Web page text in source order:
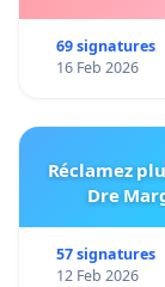
69 signatures
16 Feb 2026
Réclamez
Dre
57 signatures
12 Feb 2026